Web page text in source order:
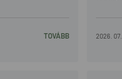
TOVÁBB 2026. 07.